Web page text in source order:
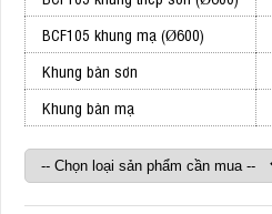
BCF105 khung mạ (Ø600)
Khung bàn sơn
Khung bàn mạ